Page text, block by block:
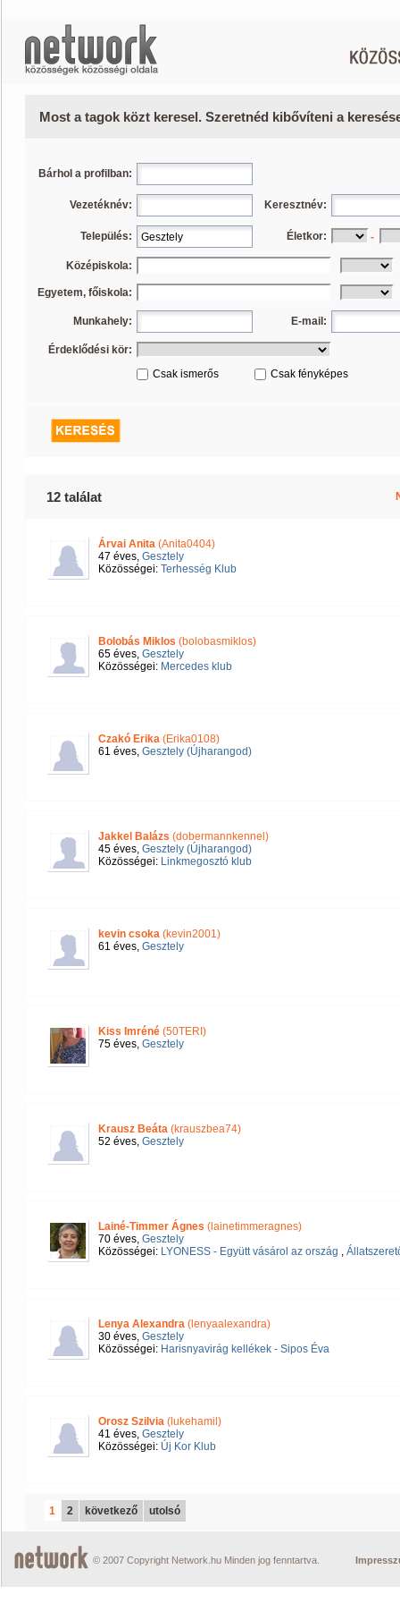
Most a tagok közt keresel. Szeretnéd kibővíteni a
Bárhol a profilban:
Vezetéknév: Keresztnév:
Település: Életkor: -
Középiskola:
Egyetem, főiskola:
Munkahely: E-mail:
Érdeklődési kör:
Csak ismerős
Csak fényképes
12 találat
Árvai Anita (Anita0404)
47 éves, Gesztely
Közösségei: Terhesség Klub
Bolobás Miklos (bolobasmiklos)
65 éves, Gesztely
Közösségei: Mercedes klub
Czakó Erika (Erika0108)
61 éves, Gesztely (Újharangod)
Jakkel Balázs (dobermannkennel)
45 éves, Gesztely (Újharangod)
Közösségei: Linkmegosztó klub
kevin csoka (kevin2001)
61 éves, Gesztely
Kiss Imréné (50TERI)
75 éves, Gesztely
Krausz Beáta (krauszbea74)
52 éves, Gesztely
Lainé-Timmer Ágnes (lainetimmeragnes)
70 éves, Gesztely
Közösségei: LYONESS - Együtt vásárol az ország ,
Lenya Alexandra (lenyaalexandra)
30 éves, Gesztely
Közösségei: Harisnyavirág kellékek - Sipos Éva
Orosz Szilvia (lukehamil)
41 éves, Gesztely
Közösségei: Új Kor Klub
1 2 következő utolsó
© 2007 Copyright Network.hu Minden jog fenntartva.